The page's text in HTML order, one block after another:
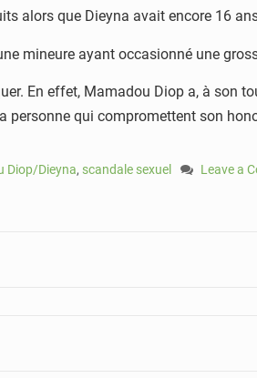
alors que Dieyna avait encore 16
mineure ayant occasionné une
En effet, Mamadou Diop a, à son
qui compromettent son
Diop/Dieyna, scandale sexuel
Leave a